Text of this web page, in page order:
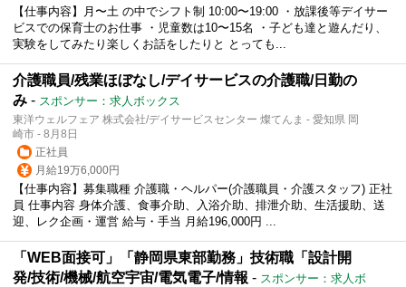
【仕事内容】月〜土 の中でシフト制 10:00〜19:00 ・放課後等デイサー
ビスでの保育士のお仕事 ・児童数は10〜15名 ・子ども達と遊んだり、
実験をしてみたり楽しくお話をしたりと とっても...
介護職員/残業ほぼなし/デイサービスの介護職/日勤の
み - スポンサー：求人ボックス
東洋ウェルフェア 株式会社/デイサービスセンター 燦てんま - 愛知県 岡
崎市 - 8月8日
正社員
月給19万6,000円
【仕事内容】募集職種 介護職・ヘルパー(介護職員・介護スタッフ) 正社
員 仕事内容 身体介護、食事介助、入浴介助、排泄介助、生活援助、送
迎、レク企画・運営 給与・手当 月給196,000円 ...
「WEB面接可」「静岡県東部勤務」技術職「設計開
発/技術/機械/航空宇宙/電気電子/情報 - スポンサー：求人ボ